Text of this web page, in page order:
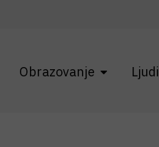
Obrazovanje Ljudi